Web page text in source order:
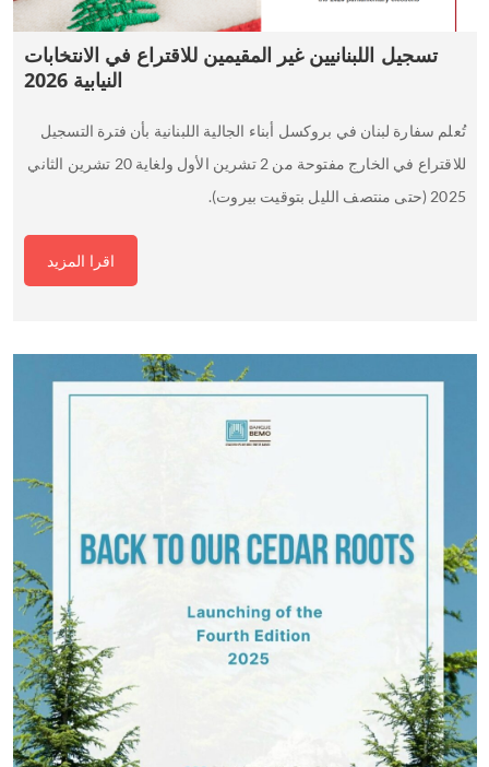
تسجيل اللبنانيين غير المقيمين للاقتراع في الانتخابات
النيابية 2026
تُعلم سفارة لبنان في بروكسل أبناء الجالية اللبنانية بأن فترة التسجيل
للاقتراع في الخارج مفتوحة من 2 تشرين الأول ولغاية 20 تشرين الثاني
2025 (حتى منتصف الليل بتوقيت بيروت).
اقرا المزيد